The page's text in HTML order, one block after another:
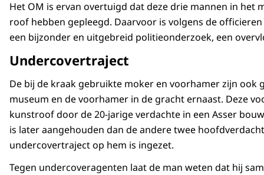
Het OM is ervan overtuigd dat deze drie mannen in het
roof hebben gepleegd. Daarvoor is volgens de
een bijzonder en uitgebreid politieonderzoek, een
Undercovertraject
De bij de kraak gebruikte moker en voorhamer zijn ook
museum en de voorhamer in de gracht ernaast. Deze
kunstroof door de 20-jarige verdachte in een Asser
is later aangehouden dan de andere twee
undercovertraject op hem is ingezet.
Tegen undercoveragenten laat de man weten dat hij